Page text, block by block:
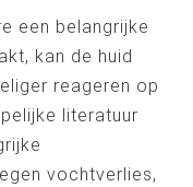
een belangrijke
kan de huid
reageren op
literatuur
vochtverlies,